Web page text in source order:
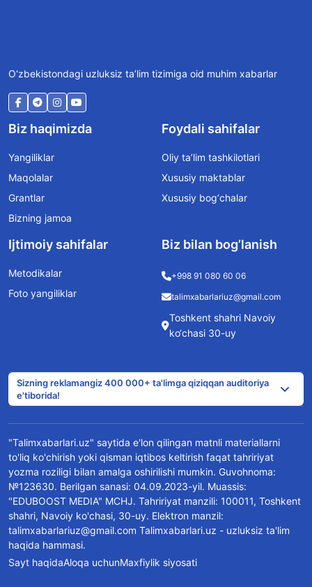
O‘zbekistondagi uzluksiz ta’lim tizimiga oid muhim xabarlar
Biz haqimizda
Yangiliklar
Maqolalar
Grantlar
Bizning jamoa
Foydali sahifalar
Oliy ta’lim tashkilotlari
Xususiy maktablar
Xususiy bog‘chalar
Ijtimoiy sahifalar
Metodikalar
Foto yangiliklar
Biz bilan bog’lanish
+998 91 080 60 06
talimxabarlariuz@gmail.com
Toshkent shahri Navoiy
ko‘chasi 30-uy
Sizning reklamangiz 400 000+ ta'limga qiziqqan auditoriya
e'tiborida!
"Talimxabarlari.uz" saytida e'lon qilingan matnli materiallarni
to'liq ko'chirish yoki qisman iqtibos keltirish faqat tahririyat
yozma roziligi bilan amalga oshirilishi mumkin. Guvohnoma:
№123630. Berilgan sanasi: 04.09.2023-yil. Muassis:
"EDUBOOST MEDIA" MCHJ. Tahririyat manzili: 100011, Toshkent
shahri, Navoiy ko'chasi, 30-uy. Elektron manzil:
talimxabarlariuz@gmail.com Talimxabarlari.uz - uzluksiz ta'lim
haqida hammasi.
Sayt haqidaAloqa uchunMaxfiylik siyosati